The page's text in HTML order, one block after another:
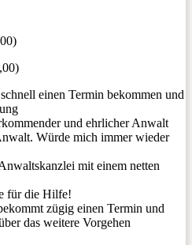
einen Termin bekommen und
und ehrlicher Anwalt
Würde mich immer wieder
mit einem netten
für die Hilfe!
zügig einen Termin und
das weitere Vorgehen